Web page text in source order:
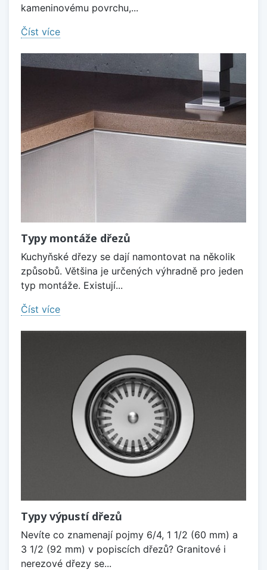
kameninovému povrchu,...
Číst více
Typy montáže dřezů
Kuchyňské dřezy se dají namontovat na několik
způsobů. Většina je určených výhradně pro jeden
typ montáže. Existují...
Číst více
Typy výpustí dřezů
Nevíte co znamenají pojmy 6/4, 1 1/2 (60 mm) a
3 1/2 (92 mm) v popiscích dřezů? Granitové i
nerezové dřezy se...